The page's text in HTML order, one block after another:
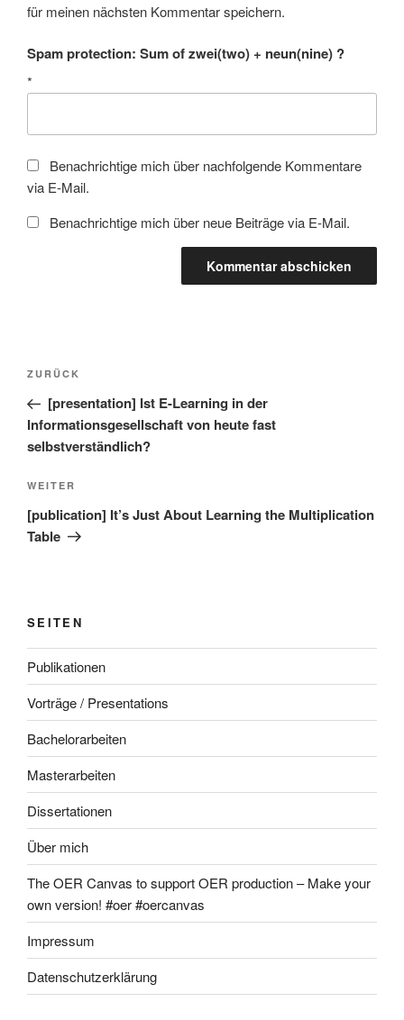
für meinen nächsten Kommentar speichern.
Spam protection: Sum of zwei(two) + neun(nine) ?
*
Benachrichtige mich über nachfolgende Kommentare
via E-Mail.
Benachrichtige mich über neue Beiträge via E-Mail.
Beitragsnavigation
Vorheriger
Beitrag
ZURÜCK
[presentation] Ist E-Learning in der
Informationsgesellschaft von heute fast
selbstverständlich?
Nächster
Beitrag
WEITER
[publication] It’s Just About Learning the Multiplication
Table
SEITEN
Publikationen
Vorträge / Presentations
Bachelorarbeiten
Masterarbeiten
Dissertationen
Über mich
The OER Canvas to support OER production – Make your
own version! #oer #oercanvas
Impressum
Datenschutzerklärung